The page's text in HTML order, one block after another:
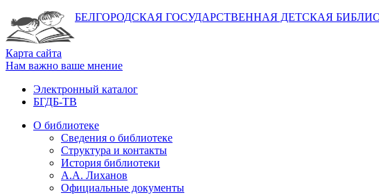
БЕЛГОРОДСКАЯ ГОСУДАРСТВЕННАЯ ДЕТСКАЯ
Карта сайта
Нам важно ваше мнение
Электронный каталог
БГДБ-ТВ
О библиотеке
Сведения о библиотеке
Структура и контакты
История библиотеки
А.А. Лиханов
Официальные документы